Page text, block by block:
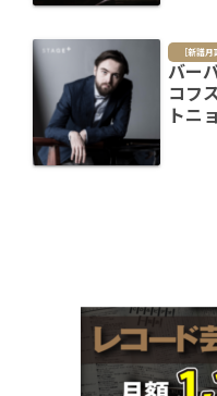
［新譜
バー
コフ
トニ